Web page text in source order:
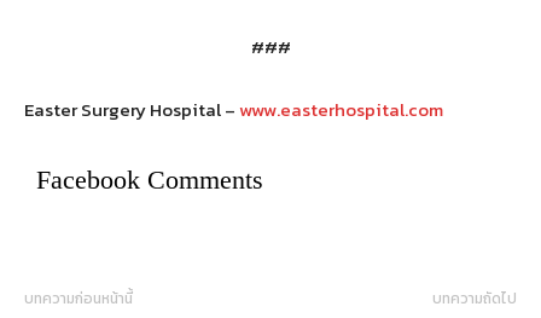
###
Easter Surgery Hospital –www.easterhospital.com
Facebook Comments
บทความก่อนหน้านี้ บทความถัดไป